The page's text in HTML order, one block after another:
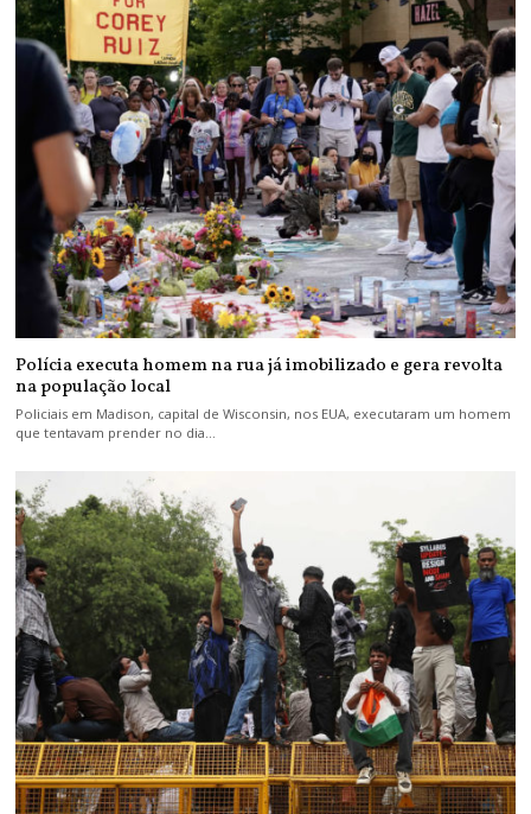
Polícia executa homem na rua já imobilizado e gera revolta
na população local
Policiais em Madison, capital de Wisconsin, nos EUA, executaram um homem
que tentavam prender no dia…